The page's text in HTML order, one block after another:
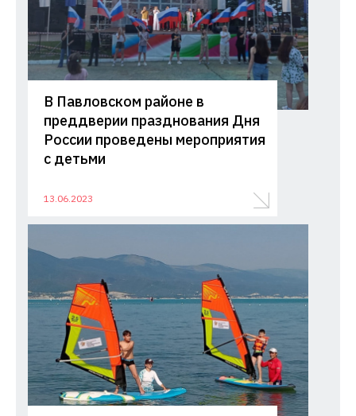
В Павловском районе в
преддверии празднования Дня
России проведены мероприятия
с детьми
13.06.2023